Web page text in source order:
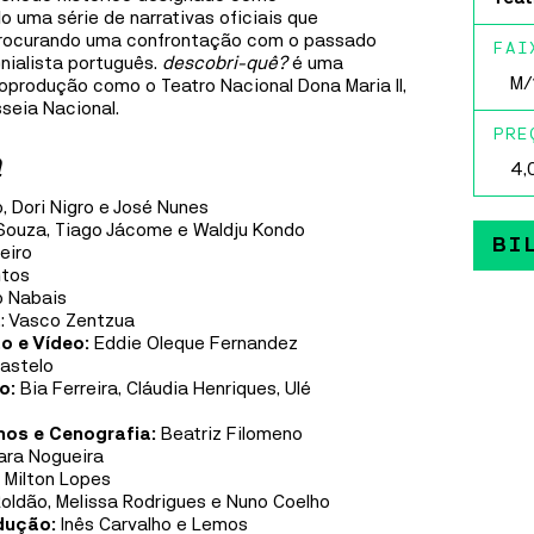
uma série de narrativas oficiais que
uma confrontação com o passado
português. descobri-quê?é uma
como o Teatro Nacional Dona Maria II,
Nacional.
Dori Nigro e José Nunes
Tiago Jácome e Waldju Kondo
Nabais
: Vasco Zentzua
e Vídeo: Eddie Oleque Fernandez
Bia Ferreira, Cláudia Henriques, Ulé
e Cenografia: Beatriz Filomeno
Nogueira
Milton Lopes
Melissa Rodrigues e Nuno Coelho
Inês Carvalho e Lemos
repleto de personagens inéditos, dentro da maior
franchise de animação da história a nível global:
Mínimos e Monstros.
MAIS INFORMAÇÕES
FÁBRICA IDEIAS
MÚSICA 30 SET A 8 OUT
DELA MARMY
DELA MARMY
Dela Marmy trabalha no seu segundo disco
consolidar mudanças e interações mesmo que subtis,
mesmo que difíceis, inspirada em valores de
liberdade, igualdade, justiça, democracia e amor.